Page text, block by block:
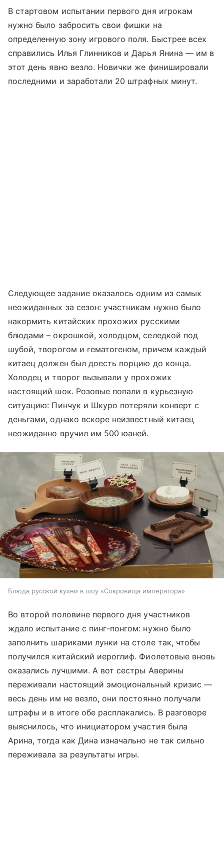
В стартовом испытании первого дня игрокам
нужно было забросить свои фишки на
определенную зону игрового поля. Быстрее всех
справились Илья Глинников и Дарья Янина — им в
этот день явно везло. Новички же финишировали
последними и заработали 20 штрафных минут.
Следующее задание оказалось одним из самых
неожиданных за сезон: участникам нужно было
накормить китайских прохожих русскими
блюдами – окрошкой, холодцом, селедкой под
шубой, творогом и гематогеном, причем каждый
китаец должен был доесть порцию до конца.
Холодец и творог вызывали у прохожих
настоящий шок. Розовые попали в курьезную
ситуацию: Пинчук и Шкуро потеряли конверт с
деньгами, однако вскоре неизвестный китаец
неожиданно вручил им 500 юаней.
Блюда русской кухни в шоу «Сокровища императора»
Во второй половине первого дня участников
ждало испытание с пинг-понгом: нужно было
заполнить шариками лунки на столе так, чтобы
получился китайский иероглиф. Фиолетовые вновь
оказались лучшими. А вот сестры Аверины
переживали настоящий эмоциональный кризис —
весь день им не везло, они постоянно получали
штрафы и в итоге обе расплакались. В разговоре
выяснилось, что инициатором участия была
Арина, тогда как Дина изначально не так сильно
переживала за результаты игры.